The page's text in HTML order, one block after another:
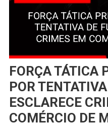
FORÇA TÁTICA
POR
ESCLARECE
COMÉRCIO DE